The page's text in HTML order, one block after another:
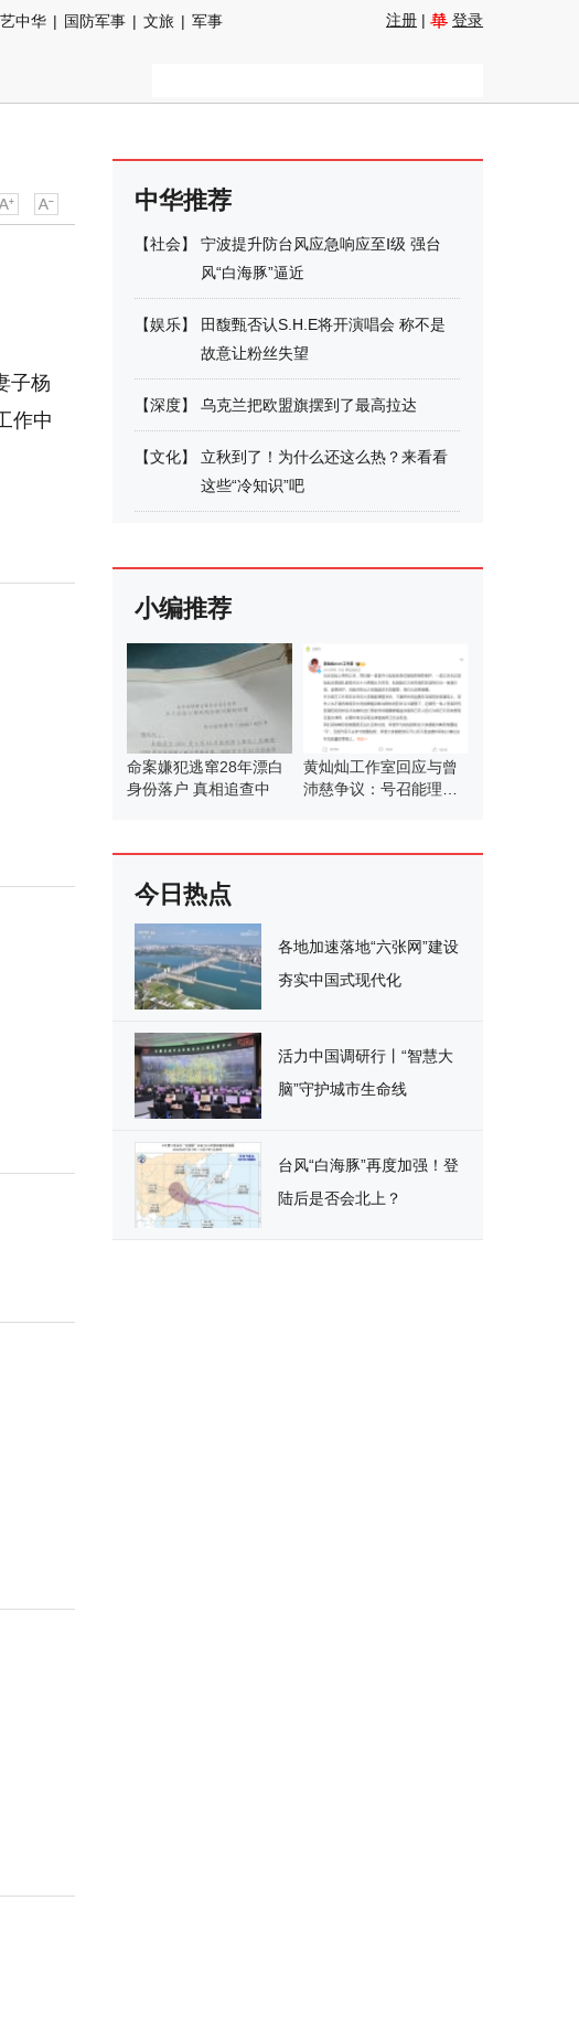
中华 | 国防军事 | 文旅 | 军事
注册 | 登录
子杨
作中
中华推荐
【社会】
宁波提升防台风应急响应至Ⅰ级 强台
风“白海豚”逼近
【娱乐】
田馥甄否认S.H.E将开演唱会 称不是
故意让粉丝失望
【深度】 乌克兰把欧盟旗摆到了最高拉达
【文化】
立秋到了！为什么还这么热？来看看
这些“冷知识”吧
小编推荐
命案嫌犯逃窜28年漂白
身份落户 真相追查中
黄灿灿工作室回应与曾
沛慈争议：号召能理智
今日热点
各地加速落地“六张网”建设
夯实中国式现代化
活力中国调研行丨“智慧大
脑”守护城市生命线
台风“白海豚”再度加强！登
陆后是否会北上？